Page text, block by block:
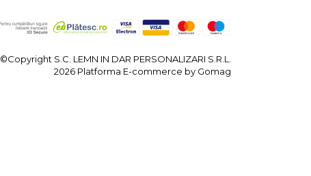
©Copyright S.C. LEMN IN DAR PERSONALIZARI S.R.L.
2026 Platforma E-commerce by Gomag